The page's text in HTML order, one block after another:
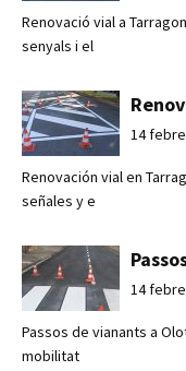
Renovació vial a
senyals i el
14
Renovación vial en
señales y e
14
Passos de vianants a
mobilitat